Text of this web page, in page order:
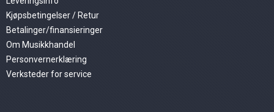
Kjøpsbetingelser / Retur
Betalinger/finansieringer
Om Musikkhandel
Personvernerklæring
Verksteder for service